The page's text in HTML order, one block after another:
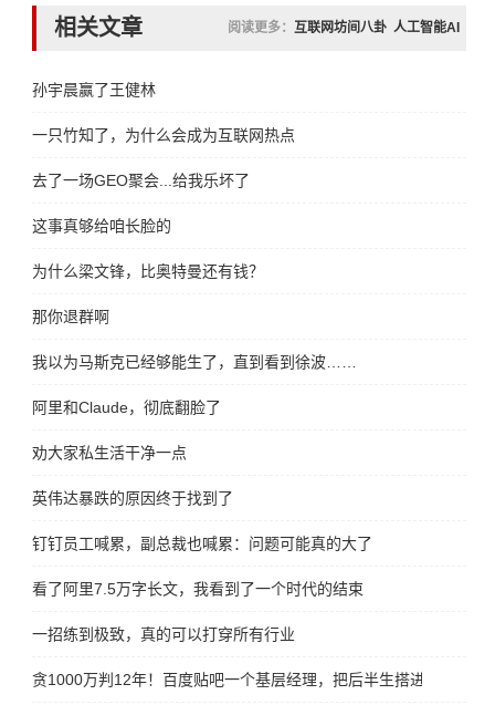
相关文章 阅读更多： 互联网坊间八卦 人工智能AI
孙宇晨赢了王健林
一只竹知了，为什么会成为互联网热点
去了一场GEO聚会...给我乐坏了
这事真够给咱长脸的
为什么梁文锋，比奥特曼还有钱？
那你退群啊
我以为马斯克已经够能生了，直到看到徐波……
阿里和Claude，彻底翻脸了
劝大家私生活干净一点
英伟达暴跌的原因终于找到了
钉钉员工喊累，副总裁也喊累：问题可能真的大了
看了阿里7.5万字长文，我看到了一个时代的结束
一招练到极致，真的可以打穿所有行业
贪1000万判12年！百度贴吧一个基层经理，把后半生搭进去了